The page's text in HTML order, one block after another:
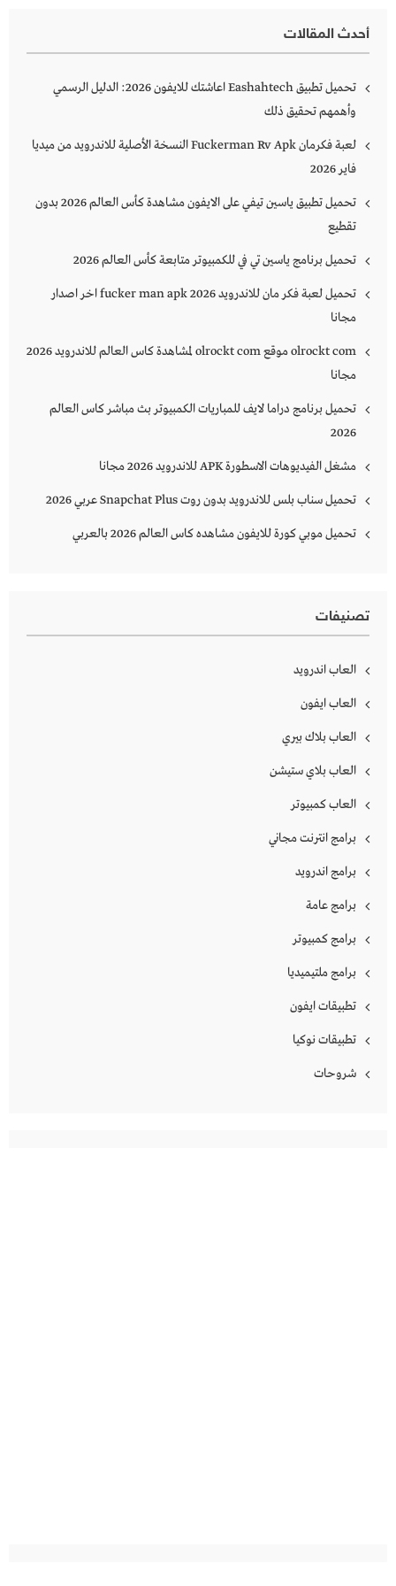
أحدث المقالات
تحميل تطبيق Eashahtech اعاشتك للايفون 2026: الدليل الرسمي
وأهمهم تحقيق ذلك
لعبة فكرمان Fuckerman Rv Apk النسخة الأصلية للاندرويد من ميديا
فاير 2026
تحميل تطبيق ياسين تيفي على الايفون مشاهدة كأس العالم 2026 بدون
تقطيع
تحميل برنامج ياسين تي في للكمبيوتر متابعة كأس العالم 2026
تحميل لعبة فكر مان للاندرويد 2026 fucker man apk اخر اصدار
مجانا
olrockt com موقع olrockt com لمشاهدة كاس العالم للاندرويد 2026
مجانا
تحميل برنامج دراما لايف للمباريات الكمبيوتر بث مباشر كاس العالم
2026
مشغل الفيديوهات الاسطورة APK للاندرويد 2026 مجانا
تحميل سناب بلس للاندرويد بدون روت Snapchat Plus‏ عربي 2026
تحميل موبي كورة للايفون مشاهده كاس العالم 2026 بالعربي
تصنيفات
العاب اندرويد
العاب ايفون
العاب بلاك بيري
العاب بلاي ستيشن
العاب كمبيوتر
برامج انترنت مجاني
برامج اندرويد
برامج عامة
برامج كمبيوتر
برامج ملتيميديا
تطبيقات ايفون
تطبيقات نوكيا
شروحات